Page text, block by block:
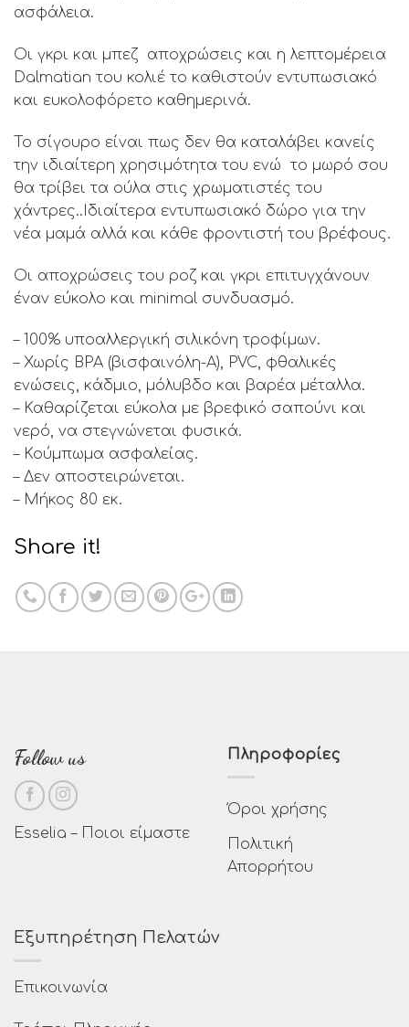
ασφάλεια.
Οι γκρι και μπεζ αποχρώσεις και η λεπτομέρεια
Dalmatian του κολιέ το καθιστούν εντυπωσιακό
και ευκολοφόρετο καθημερινά.
Το σίγουρο είναι πως δεν θα καταλάβει κανείς
την ιδιαίτερη χρησιμότητα του ενώ το μωρό σου
θα τρίβει τα ούλα στις χρωματιστές του
χάντρες..Ιδιαίτερα εντυπωσιακό δώρο για την
νέα μαμά αλλά και κάθε φροντιστή του βρέφους.
Οι αποχρώσεις του ροζ και γκρι επιτυγχάνουν
έναν εύκολο και minimal συνδυασμό.
– 100% υποαλλεργική σιλικόνη τροφίμων.
– Χωρίς BPA (βισφαινόλη-Α), PVC, φθαλικές
ενώσεις, κάδμιο, μόλυβδο και βαρέα μέταλλα.
– Καθαρίζεται εύκολα με βρεφικό σαπούνι και
νερό, να στεγνώνεται φυσικά.
– Κούμπωμα ασφαλείας.
– Δεν αποστειρώνεται.
– Μήκος 80 εκ.
Share it!
Follow us
Esselia – Ποιοι είμαστε
Πληροφορίες
Όροι χρήσης
Πολιτική
Απορρήτου
Εξυπηρέτηση Πελατών
Επικοινωνία